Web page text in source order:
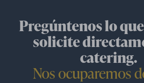
Pregúntenos lo
solicite
catering.
Nos ocuparemos